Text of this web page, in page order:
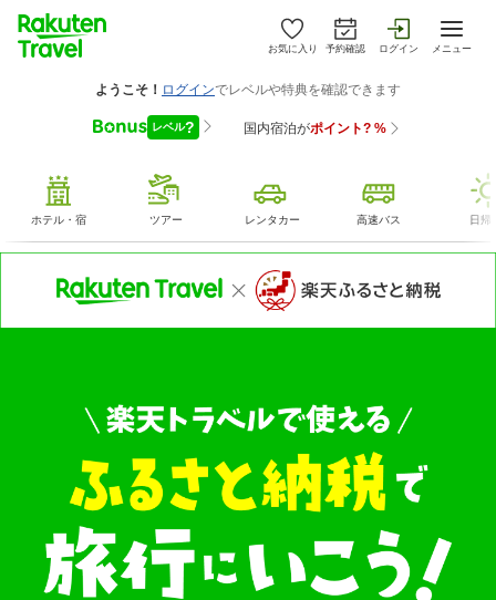
お気に入り 予約確認 ログイン メニュー
ホテル・宿 ツアー レンタカー 高速バス 日帰